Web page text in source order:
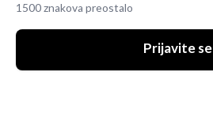
1500 znakova preostalo
Prijavite se